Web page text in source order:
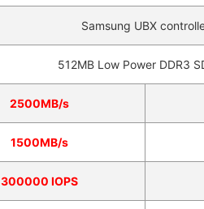
Samsung UBX
512MB Low Power DDR3
2500MB/s
1500MB/s
300000 IOPS